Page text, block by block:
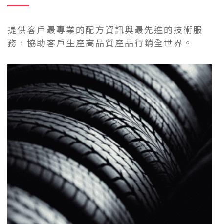
提供客戶最專業的配方資訊與最先進的技術服
務，協助客戶生產高品質產品行銷全世界。